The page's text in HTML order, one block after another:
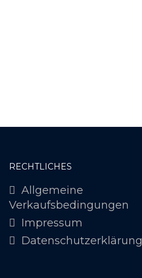
RECHTLICHES
Allgemeine
Verkaufsbedingungen
Impressum
Datenschutzerklärung